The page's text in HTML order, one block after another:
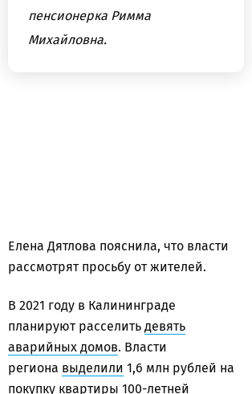
пенсионерка Римма
Михайловна.
Елена Дятлова пояснила, что власти
рассмотрят просьбу от жителей.
В 2021 году в Калининграде
планируют расселить девять
аварийных домов. Власти
региона выделили 1,6 млн рублей на
покупку квартиры 100-летней